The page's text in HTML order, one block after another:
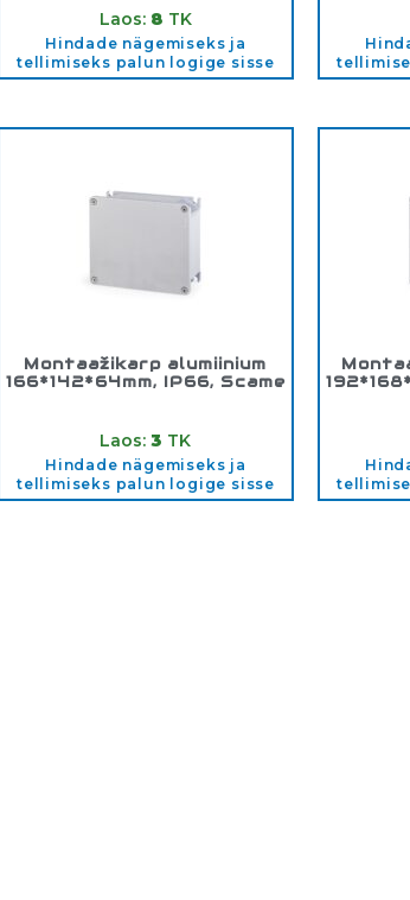
Laos: 8 TK
Hindade nägemiseks ja
tellimiseks palun logige sisse
Montaažikarp alumiinium
166*142*64mm, IP66, Scame
Laos:3 TK
Hindade nägemiseks ja
tellimiseks palun logige sisse